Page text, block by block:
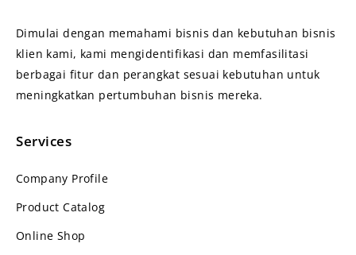
Dimulai dengan memahami bisnis dan kebutuhan bisnis
klien kami, kami mengidentifikasi dan memfasilitasi
berbagai fitur dan perangkat sesuai kebutuhan untuk
meningkatkan pertumbuhan bisnis mereka.
Services
Company Profile
Product Catalog
Online Shop